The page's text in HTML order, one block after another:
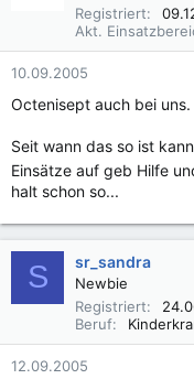
Registriert
Akt.
10.09.2005
Octenisept auch bei uns.
Seit wann das so ist
Einsätze auf geb Hilfe
halt schon so...
S sr_sandra
Newbie
Registriert
Beruf
12.09.2005